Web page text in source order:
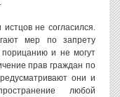
не согласился.
мер по запрету
порицанию и не могут
прав граждан по
они и
любой